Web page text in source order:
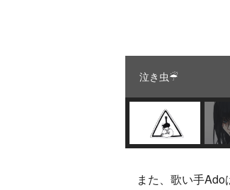
泣き虫☔︎
また、歌い手Ado